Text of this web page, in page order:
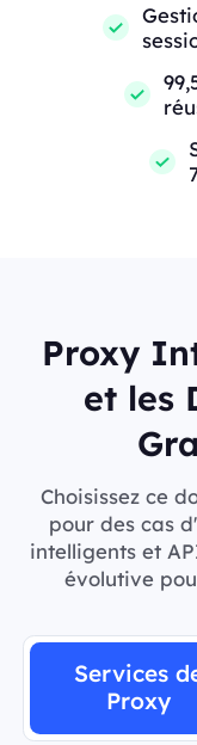
Proxy
et les
Choisissez ce
pour des cas
intelligents et
évolutive
Services
Proxy